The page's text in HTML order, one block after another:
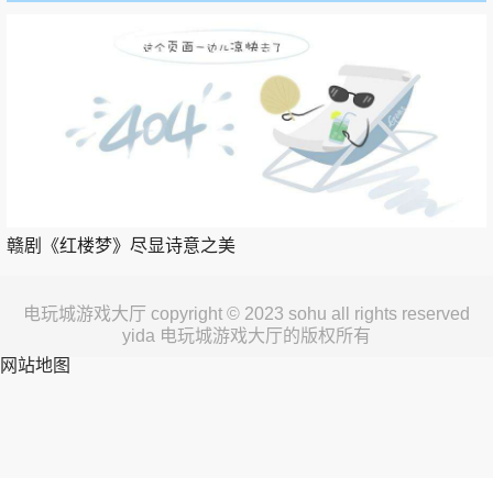
赣剧《红楼梦》尽显诗意之美
电玩城游戏大厅 copyright © 2023 sohu all rights reserved
yida 电玩城游戏大厅的版权所有
网站地图